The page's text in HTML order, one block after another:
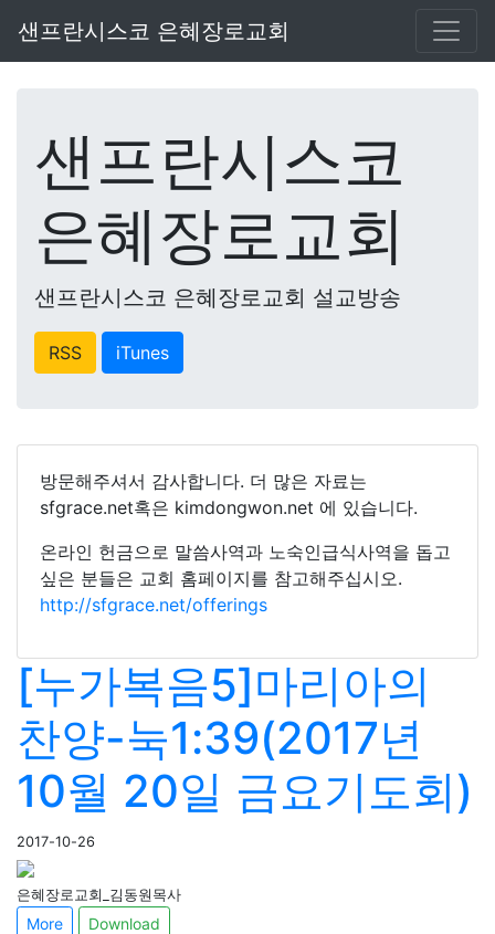
샌프란시스코 은혜장로교회
샌프란시스코
은혜장로교회
샌프란시스코 은혜장로교회 설교방송
RSS iTunes
방문해주셔서 감사합니다. 더 많은 자료는
sfgrace.net혹은 kimdongwon.net 에 있습니다.
온라인 헌금으로 말씀사역과 노숙인급식사역을 돕고
싶은 분들은 교회 홈페이지를 참고해주십시오.
http://sfgrace.net/offerings
[누가복음5]마리아의
찬양-눅1:39(2017년
10월 20일 금요기도회)
2017-10-26
은혜장로교회_김동원목사
More Download